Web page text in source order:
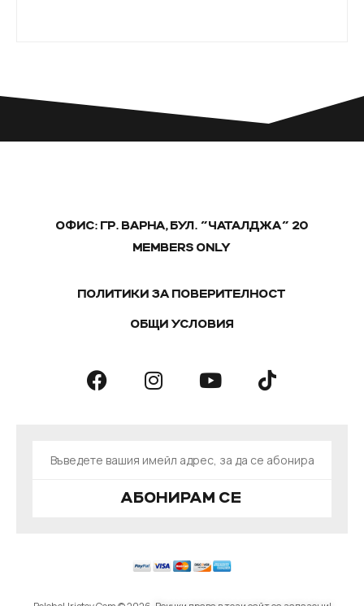
ОФИС: ГР. ВАРНА, БУЛ. "ЧАТАЛДЖА" 20
MEMBERS ONLY
ПОЛИТИКИ ЗА ПОВЕРИТЕЛНОСТ
ОБЩИ УСЛОВИЯ
АБОНИРАМ СЕ